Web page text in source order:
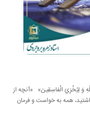
وَ لِيُخْزِيَ الْفاسِقِينَ» «آنچه از
همه به خواست و فرمان